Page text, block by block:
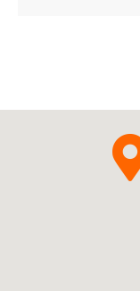
Buprenorphinum